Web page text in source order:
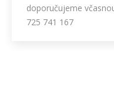
doporučujeme
725 741 167